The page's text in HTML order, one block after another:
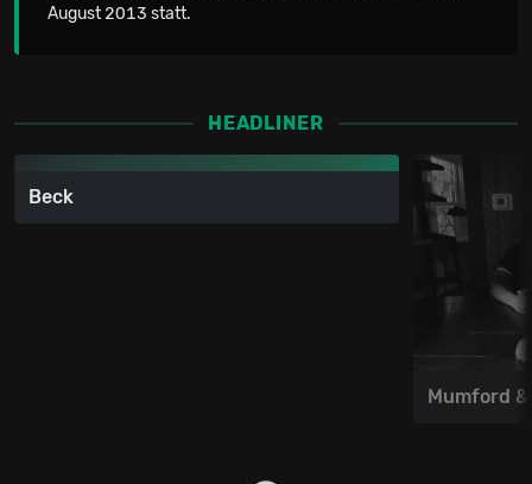
August 2013 statt.
HEADLINER
Beck
Mumford